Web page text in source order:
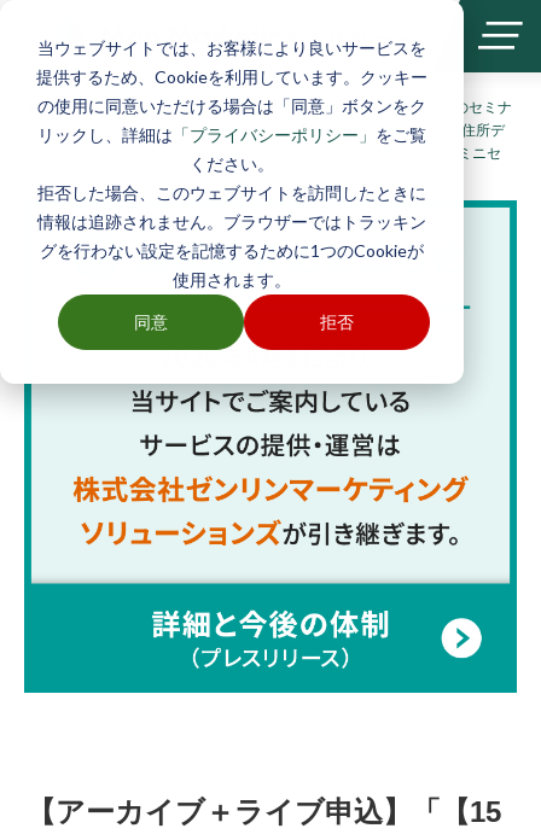
当ウェブサイトでは、お客様により良いサービスを
提供するため、Cookieを利用しています。クッキー
の使用に同意いただける場合は「同意」ボタンをク
リックし、詳細は 「プライバシーポリシー」 をご覧
ください。
拒否した場合、このウェブサイトを訪問したときに
情報は追跡されません。ブラウザーではトラッキン
グを行わない設定を記憶するために1つのCookieが
使用されます。
同意 拒否
| サポート
ホーム> サポートについて>エリアマーケティングと商圏分析のセミナ
ー・イベント
>【アーカイブ配信】15分×2回でわかる “眠っている住所デ
ータ” を “ビジネス資産” に変える！～ジオコーディング基礎・活用ミニセ
【アーカイブ＋ライブ申込】「【15